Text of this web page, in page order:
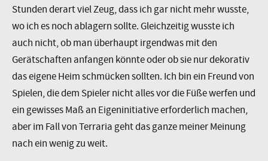
Stunden derart viel Zeug, dass ich gar nicht mehr wusste,
wo ich es noch ablagern sollte. Gleichzeitig wusste ich
auch nicht, ob man überhaupt irgendwas mit den
Gerätschaften anfangen könnte oder ob sie nur dekorativ
das eigene Heim schmücken sollten. Ich bin ein Freund von
Spielen, die dem Spieler nicht alles vor die Füße werfen und
ein gewisses Maß an Eigeninitiative erforderlich machen,
aber im Fall von Terraria geht das ganze meiner Meinung
nach ein wenig zu weit.